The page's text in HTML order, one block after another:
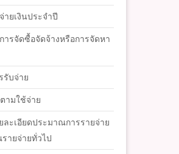
ายเงินประจำปี
ารจัดซื้อจัดจ้างหรือการจัดหา
รับจ่าย
ามใช้จ่าย
ละเอียดประมาณการรายจ่าย
ายจ่ายทั่วไป